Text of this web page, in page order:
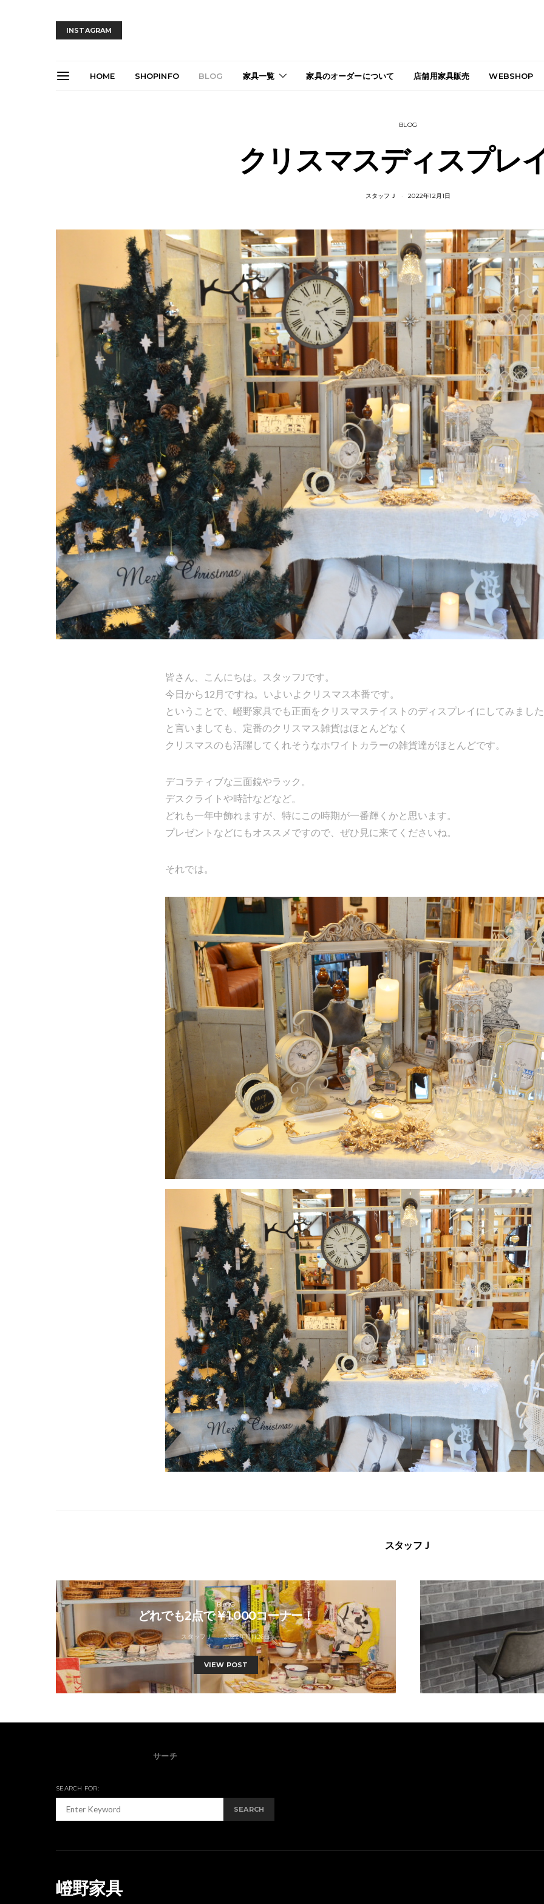
INSTAGRAM
HOME SHOPINFO BLOG 家具一覧 家具のオーダーについて 店舗用家具販売 WEBSHOP
BLOG
クリスマスディスプレ
スタッフＪ 2022年12月1日
皆さん、こんにちは。スタッフJです。
今日から12月ですね。いよいよクリスマス本番です。
ということで、嶝野家具でも正面をクリスマステイストのディスプレイにしてみまし
と言いましても、定番のクリスマス雑貨はほとんどなく
クリスマスのも活躍してくれそうなホワイトカラーの雑貨達がほとんどです。
デコラティブな三面鏡やラック。
デスクライトや時計などなど。
どれも一年中飾れますが、特にこの時期が一番輝くかと思います。
プレゼントなどにもオススメですので、ぜひ見に来てくださいね。
それでは。
スタッフＪ
BLOG
どれでも2点で￥1.000コーナー！
スタッフＪ 2022年11月26日
VIEW POST
サーチ
SEARCH FOR:
SEARCH
嶝野家具